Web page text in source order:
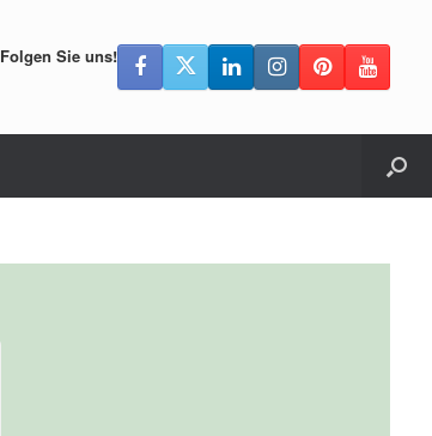
Folgen Sie uns!